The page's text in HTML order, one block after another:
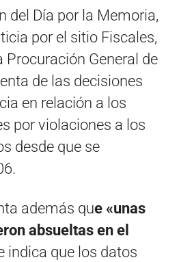
del Día por la Memoria,
por el sitio Fiscales,
Procuración General de
de las decisiones
en relación a los
por violaciones a los
desde que se
además que «unas
absueltas en el
indica que los datos